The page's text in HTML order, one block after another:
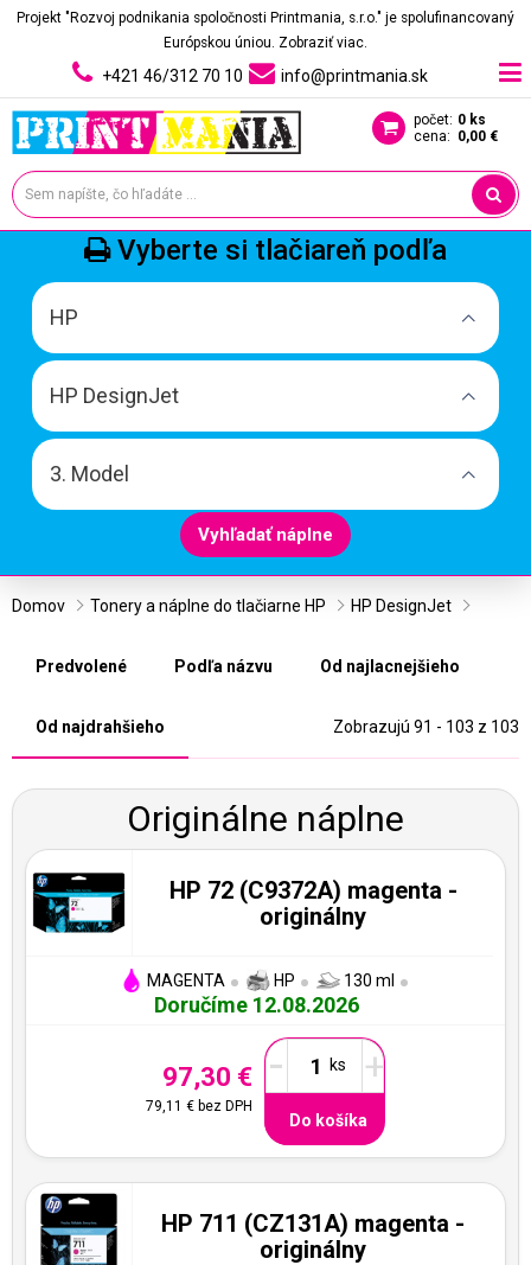
Projekt "Rozvoj podnikania spoločnosti Printmania, s.r.o." je spolufinancovaný
Európskou úniou. Zobraziť viac.
+421 46/312 70 10 info@printmania.sk
počet: 0 ks
cena: 0,00 €
Vyberte si tlačiareň podľa
HP
HP DesignJet
3. Model
Vyhľadať náplne
Domov Tonery a náplne do tlačiarne HP HP DesignJet
Predvolené Podľa názvu Od najlacnejšieho
Od najdrahšieho Zobrazujú 91 - 103 z 103
Originálne náplne
HP 72 (C9372A) magenta -
originálny
MAGENTA HP 130 ml
Doručíme 12.08.2026
97,30 €
79,11 € bez DPH
- +
Do košíka
HP 711 (CZ131A) magenta -
originálny